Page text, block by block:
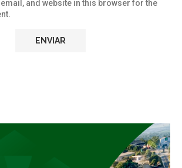
email, and website in this browser for the